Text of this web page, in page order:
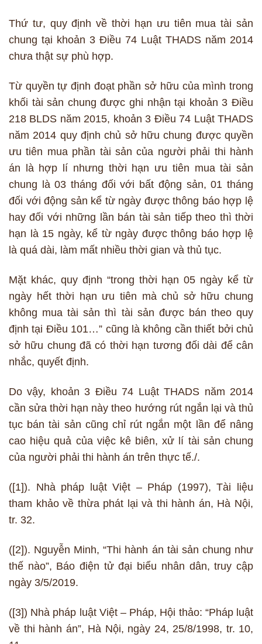
Thứ tư, quy định về thời hạn ưu tiên mua tài sản
chung tại khoản 3 Điều 74 Luật THADS năm 2014
chưa thật sự phù hợp.
Từ quyền tự định đoạt phần sở hữu của mình trong
khối tài sản chung được ghi nhận tại khoản 3 Điều
218 BLDS năm 2015, khoản 3 Điều 74 Luật THADS
năm 2014 quy định chủ sở hữu chung được quyền
ưu tiên mua phần tài sản của người phải thi hành
án là hợp lí nhưng thời hạn ưu tiên mua tài sản
chung là 03 tháng đối với bất động sản, 01 tháng
đối với động sản kể từ ngày được thông báo hợp lệ
hay đối với những lần bán tài sản tiếp theo thì thời
hạn là 15 ngày, kể từ ngày được thông báo hợp lệ
là quá dài, làm mất nhiều thời gian và thủ tục.
Mặt khác, quy định “trong thời hạn 05 ngày kể từ
ngày hết thời hạn ưu tiên mà chủ sở hữu chung
không mua tài sản thì tài sản được bán theo quy
định tại Điều 101…” cũng là không cần thiết bởi chủ
sở hữu chung đã có thời hạn tương đối dài để cân
nhắc, quyết định.
Do vậy, khoản 3 Điều 74 Luật THADS năm 2014
cần sửa thời hạn này theo hướng rút ngắn lại và thủ
tục bán tài sản cũng chỉ rút ngắn một lần để nâng
cao hiệu quả của việc kê biên, xử lí tài sản chung
của người phải thi hành án trên thực tế./.
([1]). Nhà pháp luật Việt – Pháp (1997), Tài liệu
tham khảo về thừa phát lại và thi hành án, Hà Nội,
tr. 32.
([2]). Nguyễn Minh, “Thi hành án tài sản chung như
thế nào”, Báo điện tử đại biểu nhân dân, truy cập
ngày 3/5/2019.
([3]) Nhà pháp luật Việt – Pháp, Hội thảo: “Pháp luật
về thi hành án”, Hà Nội, ngày 24, 25/8/1998, tr. 10,